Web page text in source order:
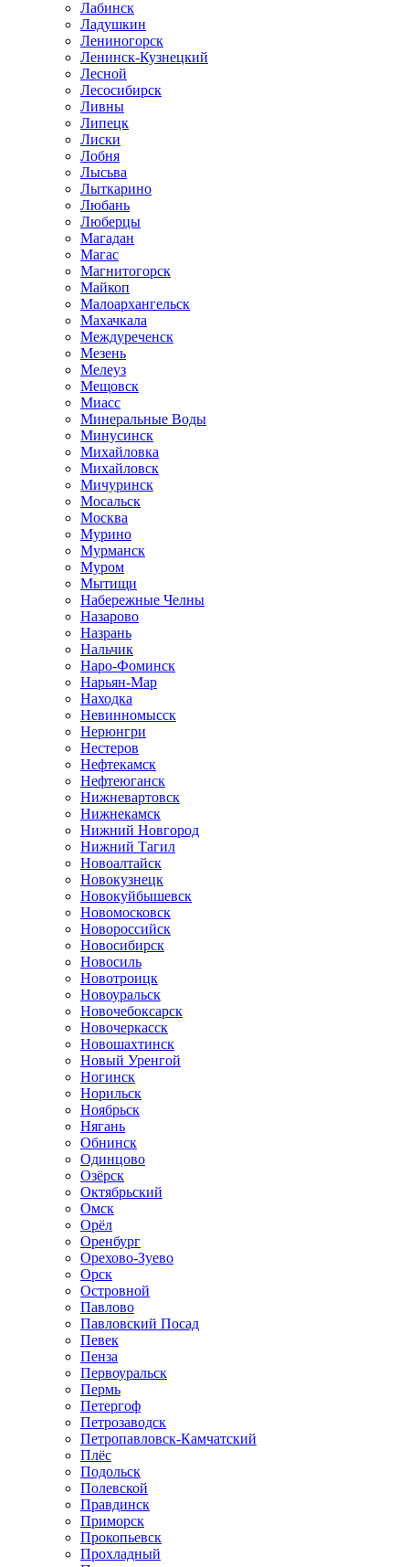
Лабинск
Ладушкин
Лениногорск
Ленинск-Кузнецкий
Лесной
Лесосибирск
Ливны
Липецк
Лиски
Лобня
Лысьва
Лыткарино
Любань
Люберцы
Магадан
Магас
Магнитогорск
Майкоп
Малоархангельск
Махачкала
Междуреченск
Мезень
Мелеуз
Мещовск
Миасс
Минеральные Воды
Минусинск
Михайловка
Михайловск
Мичуринск
Мосальск
Москва
Мурино
Мурманск
Муром
Мытищи
Набережные Челны
Назарово
Назрань
Нальчик
Наро-Фоминск
Нарьян-Мар
Находка
Невинномысск
Нерюнгри
Нестеров
Нефтекамск
Нефтеюганск
Нижневартовск
Нижнекамск
Нижний Новгород
Нижний Тагил
Новоалтайск
Новокузнецк
Новокуйбышевск
Новомосковск
Новороссийск
Новосибирск
Новосиль
Новотроицк
Новоуральск
Новочебоксарск
Новочеркасск
Новошахтинск
Новый Уренгой
Ногинск
Норильск
Ноябрьск
Нягань
Обнинск
Одинцово
Озёрск
Октябрьский
Омск
Орёл
Оренбург
Орехово-Зуево
Орск
Островной
Павлово
Павловский Посад
Певек
Пенза
Первоуральск
Пермь
Петергоф
Петрозаводск
Петропавловск-Камчатский
Плёс
Подольск
Полевской
Правдинск
Приморск
Прокопьевск
Прохладный